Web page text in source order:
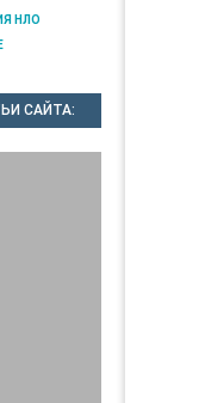
НЛО
САЙТА: